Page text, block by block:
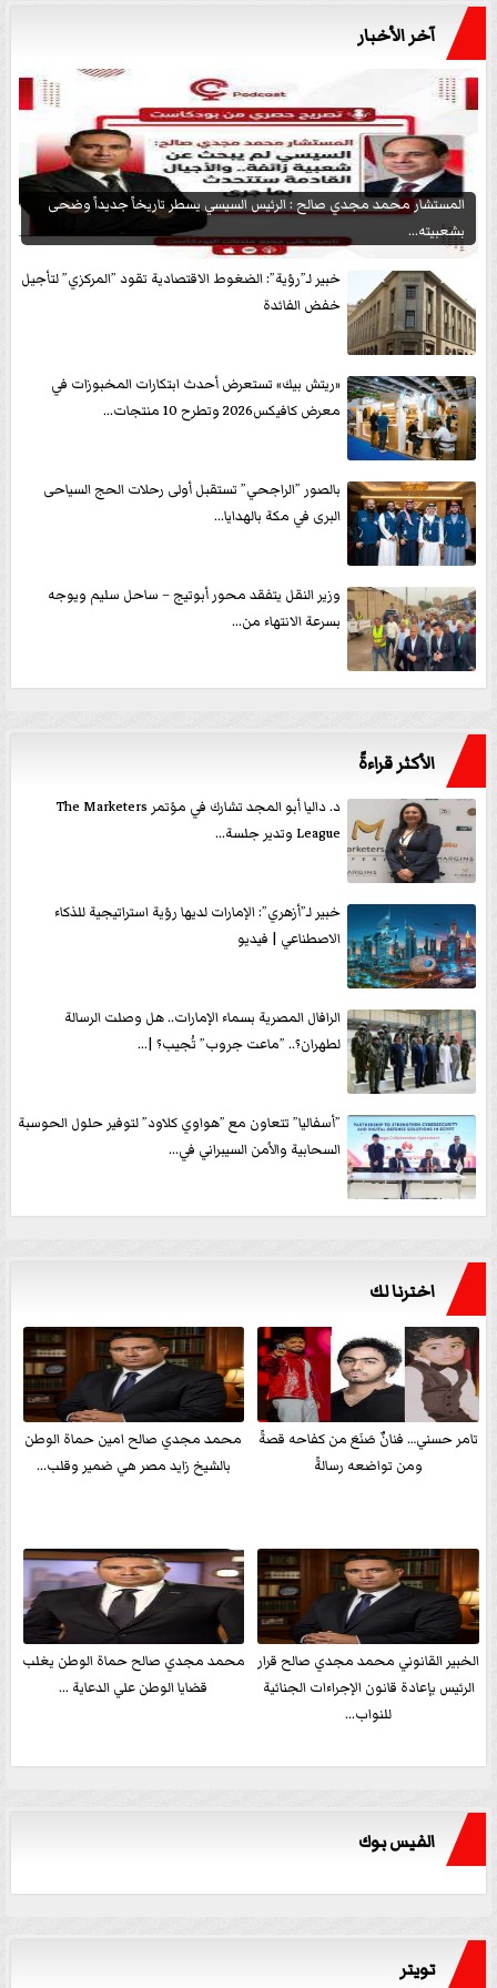
آخر الأخبار
المستشار محمد مجدي صالح : الرئيس السيسي يسطر تاريخاً جديداً وضحى
بشعبيته...
خبير لـ”رؤية”: الضغوط الاقتصادية تقود ”المركزي” لتأجيل
خفض الفائدة
«ريتش بيك» تستعرض أحدث ابتكارات المخبوزات في
معرض كافيكس2026 وتطرح 10 منتجات...
بالصور ”الراجحي” تستقبل أولى رحلات الحج السياحى
البرى في مكة بالهدايا...
وزير النقل يتفقد محور أبوتيج – ساحل سليم ويوجه
بسرعة الانتهاء من...
الأكثر قراءةً
د. داليا أبو المجد تشارك في مؤتمر The Marketers
League وتدير جلسة...
خبير لـ”أزهري”: الإمارات لديها رؤية استراتيجية للذكاء
الاصطناعي | فيديو
الرافال المصرية بسماء الإمارات.. هل وصلت الرسالة
لطهران؟.. ”ماعت جروب” تُجيب؟ |...
”أسفاليا” تتعاون مع ”هواوي كلاود” لتوفير حلول الحوسبة
السحابية والأمن السيبراني في...
اخترنا لك
تامر حسني… فنانٌ صَنَعَ من كفاحه قصةً
ومن تواضعه رسالةً
محمد مجدي صالح امين حماة الوطن
بالشيخ زايد مصر هي ضمير وقلب...
الخبير القانوني محمد مجدي صالح قرار
الرئيس بإعادة قانون الإجراءات الجنائية
للنواب...
محمد مجدي صالح حماة الوطن يغلب
قضايا الوطن علي الدعاية ...
الفيس بوك
تويتر